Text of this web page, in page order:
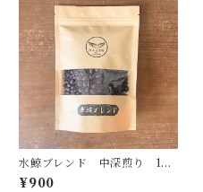
水鯨ブレンド 中深煎り 100
g
¥900